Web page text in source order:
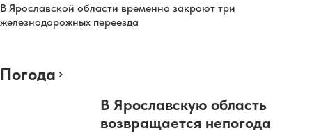
В Ярославской области временно закроют три
железнодорожных переезда
Погода
В Ярославскую область
возвращается непогода